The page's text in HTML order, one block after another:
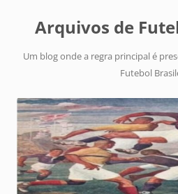
Arquivos de
Um blog onde a regra principal é
Futebol